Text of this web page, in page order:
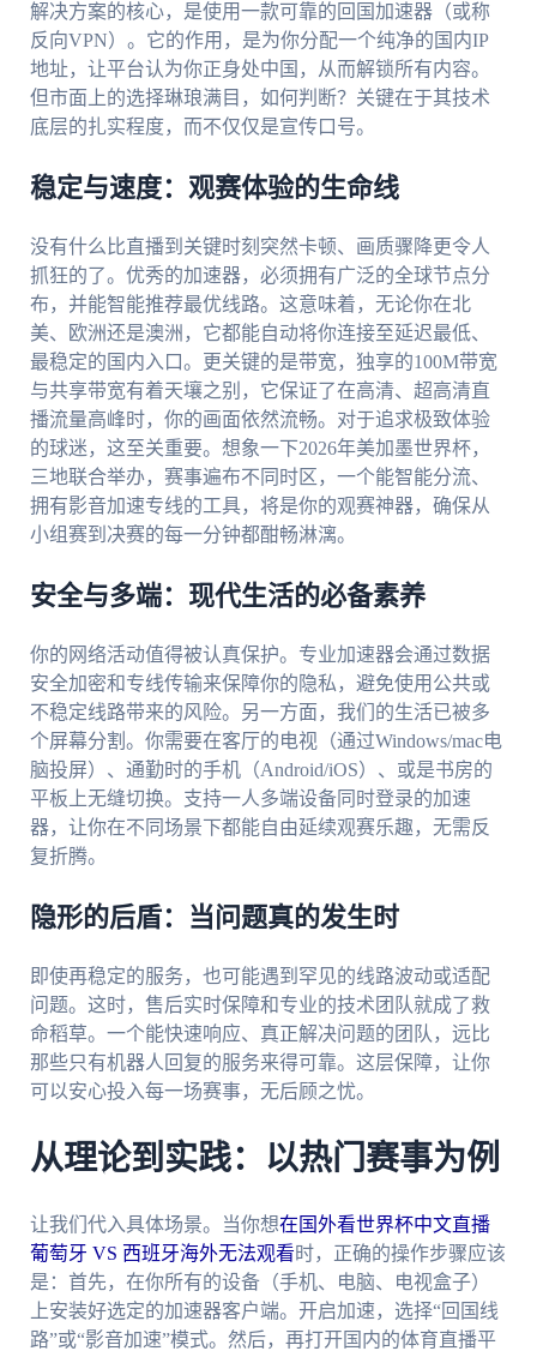
解决方案的核心，是使用一款可靠的回国加速器（或称
反向VPN）。它的作用，是为你分配一个纯净的国内IP
地址，让平台认为你正身处中国，从而解锁所有内容。
但市面上的选择琳琅满目，如何判断？关键在于其技术
底层的扎实程度，而不仅仅是宣传口号。
稳定与速度：观赛体验的生命线
没有什么比直播到关键时刻突然卡顿、画质骤降更令人
抓狂的了。优秀的加速器，必须拥有广泛的全球节点分
布，并能智能推荐最优线路。这意味着，无论你在北
美、欧洲还是澳洲，它都能自动将你连接至延迟最低、
最稳定的国内入口。更关键的是带宽，独享的100M带宽
与共享带宽有着天壤之别，它保证了在高清、超高清直
播流量高峰时，你的画面依然流畅。对于追求极致体验
的球迷，这至关重要。想象一下2026年美加墨世界杯，
三地联合举办，赛事遍布不同时区，一个能智能分流、
拥有影音加速专线的工具，将是你的观赛神器，确保从
小组赛到决赛的每一分钟都酣畅淋漓。
安全与多端：现代生活的必备素养
你的网络活动值得被认真保护。专业加速器会通过数据
安全加密和专线传输来保障你的隐私，避免使用公共或
不稳定线路带来的风险。另一方面，我们的生活已被多
个屏幕分割。你需要在客厅的电视（通过Windows/mac电
脑投屏）、通勤时的手机（Android/iOS）、或是书房的
平板上无缝切换。支持一人多端设备同时登录的加速
器，让你在不同场景下都能自由延续观赛乐趣，无需反
复折腾。
隐形的后盾：当问题真的发生时
即使再稳定的服务，也可能遇到罕见的线路波动或适配
问题。这时，售后实时保障和专业的技术团队就成了救
命稻草。一个能快速响应、真正解决问题的团队，远比
那些只有机器人回复的服务来得可靠。这层保障，让你
可以安心投入每一场赛事，无后顾之忧。
从理论到实践：以热门赛事为例
让我们代入具体场景。当你想在国外看世界杯中文直播
葡萄牙 VS 西班牙海外无法观看时，正确的操作步骤应该
是：首先，在你所有的设备（手机、电脑、电视盒子）
上安装好选定的加速器客户端。开启加速，选择“回国线
路”或“影音加速”模式。然后，再打开国内的体育直播平